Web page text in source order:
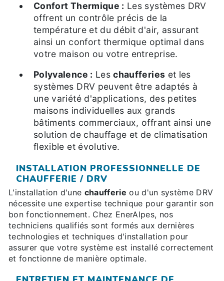
Confort Thermique : Les systèmes DRV
offrent un contrôle précis de la
température et du débit d'air, assurant
ainsi un confort thermique optimal dans
votre maison ou votre entreprise.
Polyvalence : Leschaufferies et les
systèmes DRV peuvent être adaptés à
une variété d'applications, des petites
maisons individuelles aux grands
bâtiments commerciaux, offrant ainsi une
solution de chauffage et de climatisation
flexible et évolutive.
INSTALLATION PROFESSIONNELLE DE
CHAUFFERIE / DRV
L'installation d'une chaufferie ou d'un système DRV
nécessite une expertise technique pour garantir son
bon fonctionnement. Chez EnerAlpes, nos
techniciens qualifiés sont formés aux dernières
technologies et techniques d'installation pour
assurer que votre système est installé correctement
et fonctionne de manière optimale.